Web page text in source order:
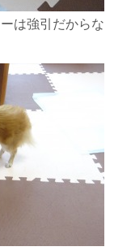
は強引だからな